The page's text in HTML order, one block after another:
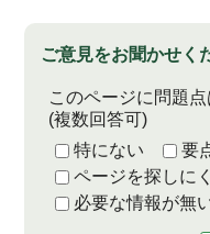
ご意見をお聞かせく
このページに問題
(複数回答可)
特にない
要
ページを探しに
必要な情報が無